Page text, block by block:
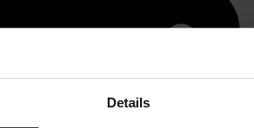
Details